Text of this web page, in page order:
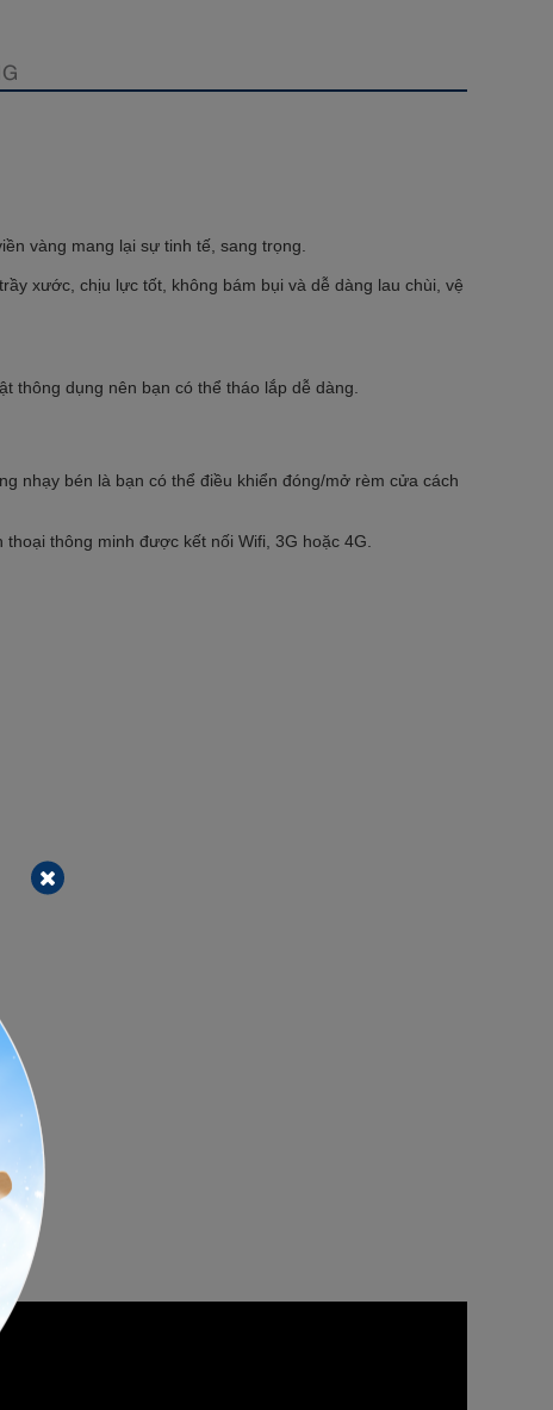
vàng mang lại sự tinh tế, sang trọng.
xước, chịu lực tốt, không bám bụi và dễ dàng lau chùi, vệ
thông dụng nên bạn có thể tháo lắp dễ dàng.
nhạy bén là bạn có thể điều khiển đóng/mở rèm cửa cách
thông minh được kết nối Wifi, 3G hoặc 4G.